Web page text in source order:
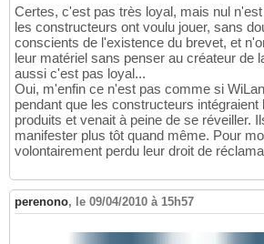
Certes, c'est pas très loyal, mais nul
les constructeurs ont voulu jouer, sans
conscients de l'existence du brevet, et
leur matériel sans penser au créateur de
aussi c'est pas loyal...
Oui, m'enfin ce n'est pas comme si
pendant que les constructeurs intégraient
produits et venait à peine de se réveiller.
manifester plus tôt quand même. Pour
volontairement perdu leur droit de
perenono, le 09/04/2010 à 15h57